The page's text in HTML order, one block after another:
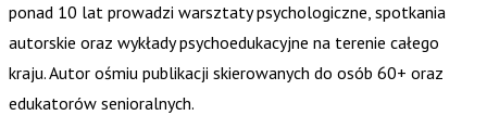
ponad 10 lat prowadzi warsztaty psychologiczne, spotkania
autorskie oraz wykłady psychoedukacyjne na terenie całego
kraju. Autor ośmiu publikacji skierowanych do osób 60+ oraz
edukatorów senioralnych.